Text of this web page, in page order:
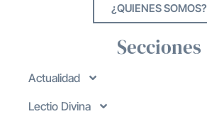
¿QUIENES SOMOS?
Secciones
Actualidad
Lectio Divina